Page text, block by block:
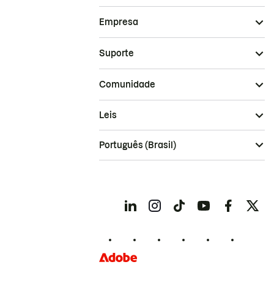
Empresa
Suporte
Comunidade
Leis
Português (Brasil)